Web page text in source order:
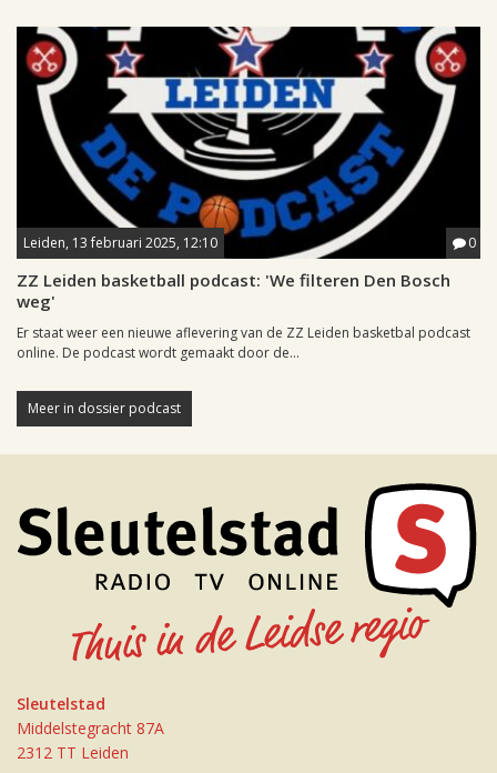
Leiden, 13 februari 2025, 12:10 0
ZZ Leiden basketball podcast: 'We filteren Den Bosch
weg'
Er staat weer een nieuwe aflevering van de ZZ Leiden basketbal podcast
online. De podcast wordt gemaakt door de...
Meer in dossier podcast
Sleutelstad
Middelstegracht 87A
2312 TT Leiden